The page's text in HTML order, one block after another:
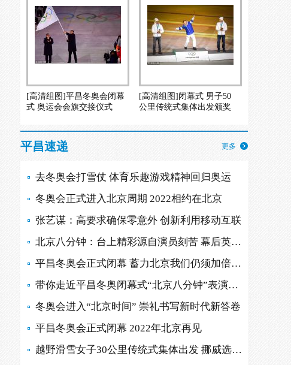
[高清组图]平昌冬奥会闭幕
式 奥运会会旗交接仪式
[高清组图]闭幕式 男子50
公里传统式集体出发颁奖
平昌速递 更多
去冬奥会打雪仗 体育乐趣游戏精神回归奥运
冬奥会正式进入北京周期 2022相约在北京
张艺谋：高要求确保零意外 创新利用移动互联
北京八分钟：台上精彩源自演员刻苦 幕后英雄多
平昌冬奥会正式闭幕 蓄力北京我们仍须加倍努力
带你走近平昌冬奥闭幕式“北京八分钟”表演现场
冬奥会进入“北京时间” 崇礼书写新时代新答卷
平昌冬奥会正式闭幕 2022年北京再见
越野滑雪女子30公里传统式集体出发 挪威选手摘金